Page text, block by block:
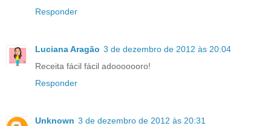
Responder
Luciana Aragão 3 de dezembro de 2012 às 20:04
Receita fácil fácil adooooooro!
Responder
Unknown 3 de dezembro de 2012 às 20:31